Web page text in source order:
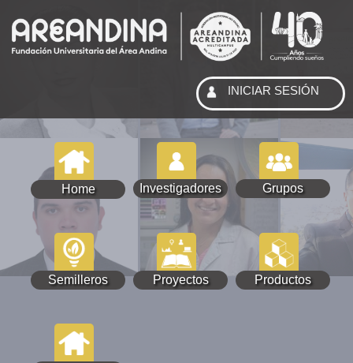
Home Investigadores Grupos
Semilleros Proyectos Productos
INICIAR SESIÓN